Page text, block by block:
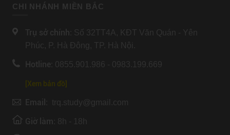
CHI NHÁNH MIỀN BẮC
Trụ sở chính: Số 32TT4A, KĐT Văn Quán - Yên
Phúc, P. Hà Đông, TP. Hà Nội.
Hotline: 0855.901.986 - 0983.199.669
[Xem bản đồ]
Email: trq.study@gmail.com
Giờ làm: 8h - 18h